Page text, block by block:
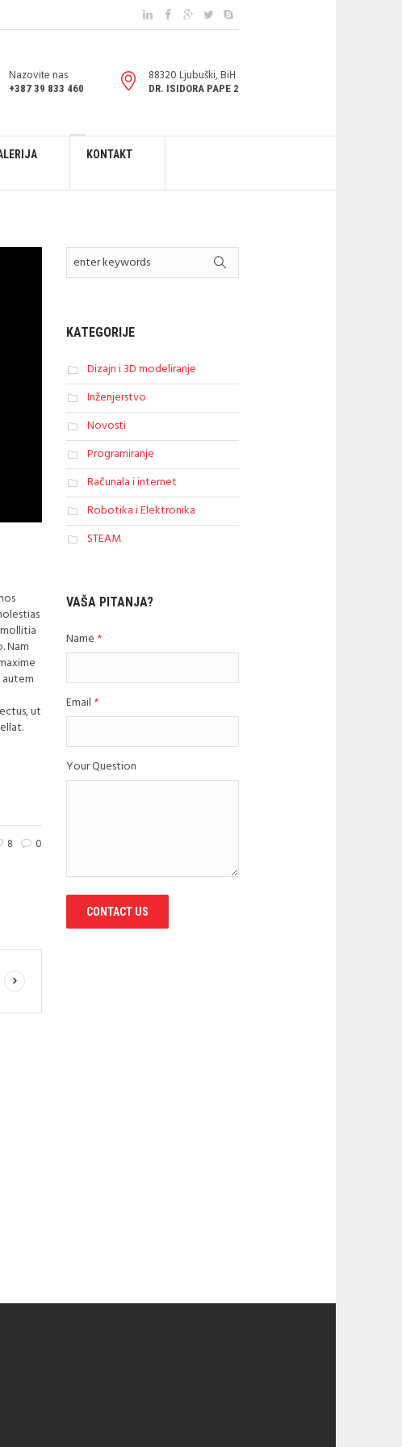
Nazovite nas
+387 39 833 460
88320 Ljubuški, BiH
DR. ISIDORA PAPE 2
KONTAKT
Nam
ut
8 0
KATEGORIJE
Dizajn i 3D modeliranje
Inženjerstvo
Novosti
Programiranje
Računala i internet
Robotika i Elektronika
STEAM
VAŠA PITANJA?
Name *
Email *
Your Question
CONTACT US